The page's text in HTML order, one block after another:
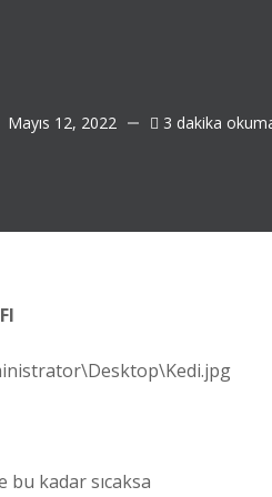
Mayıs 12, 2022 3 dakika
bu kadar sıcaksa